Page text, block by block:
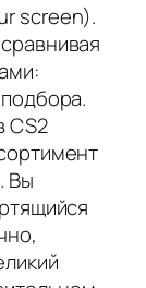
screen).
CS2
Вы